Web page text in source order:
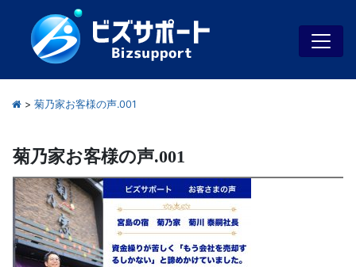
> 菊乃家お客様の声.001
菊乃家お客様の声.001